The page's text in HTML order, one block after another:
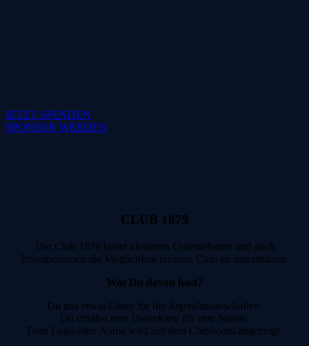
JETZT SPENDEN
SPONSOR WERDEN
CLUB 1879
Der Club 1879 bietet kleineren Unternehmen und auch
Privatpersonen die Möglichkeit unseren Club zu unterstützen.
Was Du davon hast?
Du tust etwas Gutes für die Jugendmannschaften.
Du erhältst eine Dauerkarte für eine Saison.
Dein Logo oder Name wird auf dem Clubboard angezeigt.